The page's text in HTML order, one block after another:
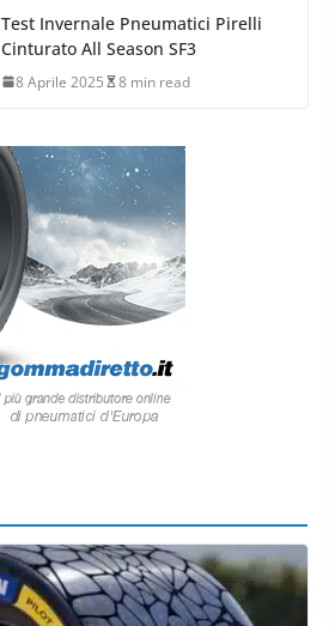
Test Invernale Pneumatici Pirelli
Cinturato All Season SF3
8 Aprile 2025 8 min read